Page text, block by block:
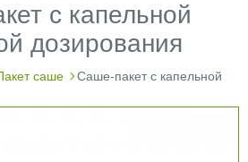
с капельной
дозирования
саше
Cаше-пакет с капельной